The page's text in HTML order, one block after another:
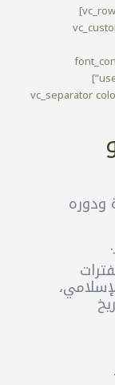
[/vc_column_text][/vc_column_inner][/vc_row_inner]
use_theme_fonts=”yes” el_class=”sub_heading”]
[vc_separator
ودوره